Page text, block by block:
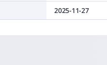
2025-11-27